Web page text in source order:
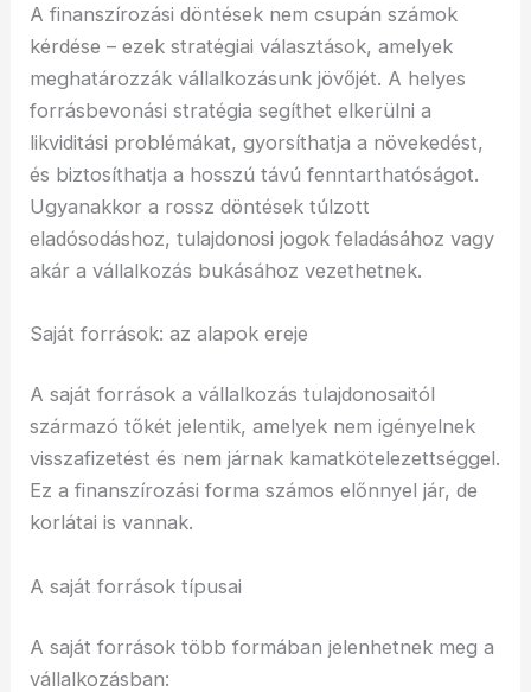
A finanszírozási döntések nem csupán számok
kérdése – ezek stratégiai választások, amelyek
meghatározzák vállalkozásunk jövőjét. A helyes
forrásbevonási stratégia segíthet elkerülni a
likviditási problémákat, gyorsíthatja a növekedést,
és biztosíthatja a hosszú távú fenntarthatóságot.
Ugyanakkor a rossz döntések túlzott
eladósodáshoz, tulajdonosi jogok feladásához vagy
akár a vállalkozás bukásához vezethetnek.
Saját források: az alapok ereje
A saját források a vállalkozás tulajdonosaitól
származó tőkét jelentik, amelyek nem igényelnek
visszafizetést és nem járnak kamatkötelezettséggel.
Ez a finanszírozási forma számos előnnyel jár, de
korlátai is vannak.
A saját források típusai
A saját források több formában jelenhetnek meg a
vállalkozásban: